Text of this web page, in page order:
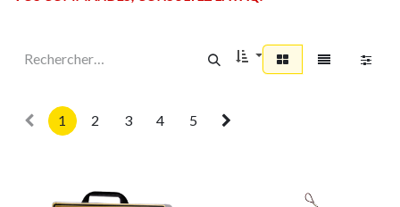
1 2 3 4 5